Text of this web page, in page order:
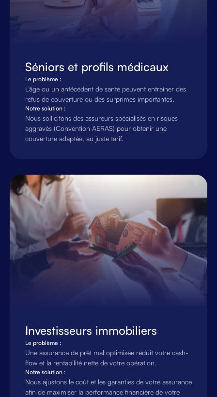
Séniors et profils médicaux
Le problème :
L’âge ou un antécédent de santé peuvent entraîner des
refus de couverture ou des surprimes importantes.
Notre solution :
Nous sollicitons des assureurs spécialisés en risques
aggravés (Convention AERAS) pour obtenir une
couverture adaptée, au juste tarif.
Investisseurs immobiliers
Le problème :
Une assurance de prêt mal optimisée réduit votre cash-
flow et la rentabilité nette de votre opération.
Notre solution :
Nous ajustons le coût et les garanties de votre assurance
afin de maximiser la performance financière de votre